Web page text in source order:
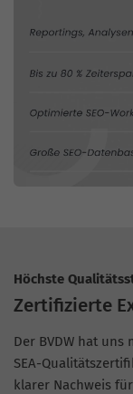
Höchste
Zertifizierte
Der BVDW hat
SEA-
klarer Nachweis